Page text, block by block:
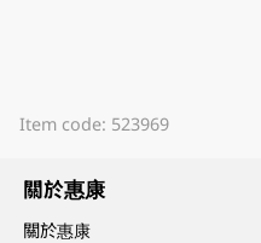
Item code: 523969
關於惠康
關於惠康